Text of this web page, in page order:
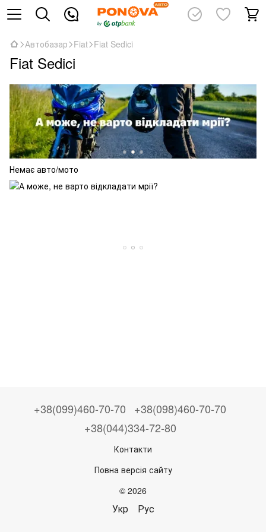
Автобазар Fiat Fiat Sedici
Fiat Sedici
Немає авто/мото
+38(099)460-70-70
+38(098)460-70-70
+38(044)334-72-80
Контакти
Повна версія сайту
© 2026
Укр Рус